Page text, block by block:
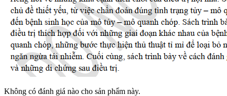
Không có đánh giá nào cho sản phẩm này.